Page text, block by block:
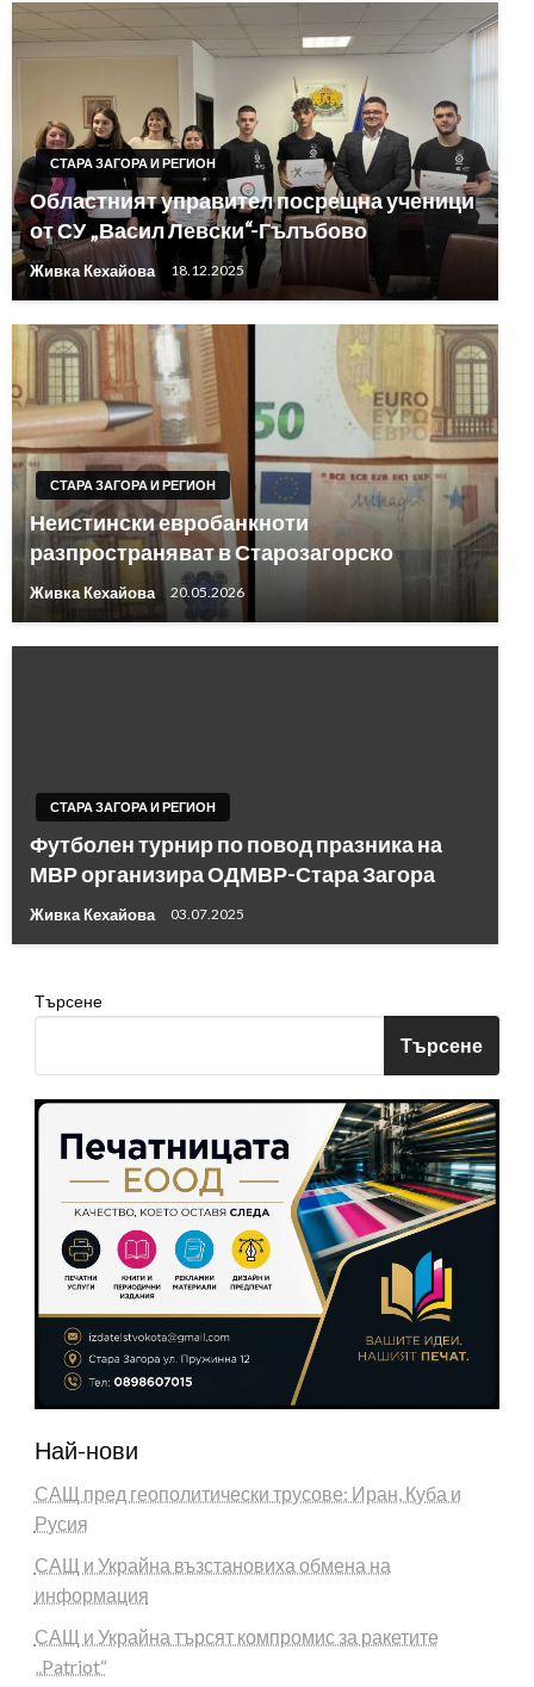
СТАРА ЗАГОРА И РЕГИОН
Областният управител посрещна ученици
от СУ „Васил Левски“-Гълъбово
Живка Кехайова 18.12.2025
СТАРА ЗАГОРА И РЕГИОН
Неистински евробанкноти
разпространяват в Старозагорско
Живка Кехайова 20.05.2026
СТАРА ЗАГОРА И РЕГИОН
Футболен турнир по повод празника на
МВР организира ОДМВР-Стара Загора
Живка Кехайова 03.07.2025
Търсене
Търсене
Най-нови
САЩ пред геополитически трусове: Иран, Куба и
Русия
САЩ и Украйна възстановиха обмена на
информация
САЩ и Украйна търсят компромис за ракетите
„Patriot“